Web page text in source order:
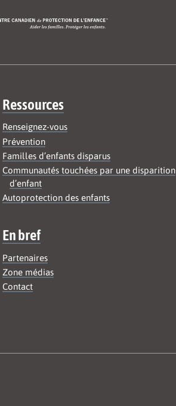
Ressources
Renseignez-vous
Prévention
Familles d’enfants disparus
Communautés touchées par une disparition
d’enfant
Autoprotection des enfants
En bref
Partenaires
Zone médias
Contact